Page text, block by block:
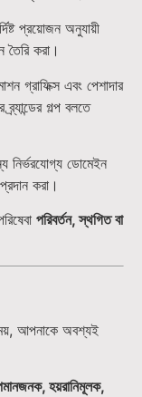
প্রয়োজন অনুযায়ী
করা।
গ্রাফিক্স এবং পেশাদার
গল্প বলতে
নির্ভরযোগ্য ডোমেইন
করা।
পরিবর্তন, স্থগিত বা
আপনাকে অবশ্যই
হয়রানিমূলক,